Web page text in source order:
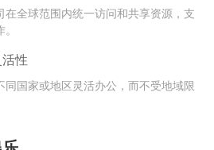
在全球范围内统一访问和共享资源，支
性
同国家或地区灵活办公，而不受地域限